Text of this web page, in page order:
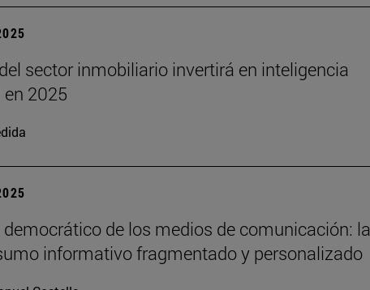
sector inmobiliario invertirá en inteligencia
2025
democrático de los medios de comunicación:
informativo fragmentado y personalizado